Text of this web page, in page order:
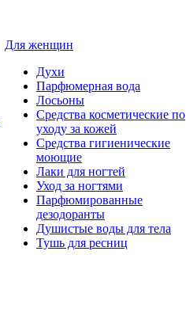
Для женщин
Духи
Парфюмерная вода
Лосьоны
Средства косметические по
уходу за кожей
Средства гигиенические
моющие
Лаки для ногтей
Уход за ногтями
Парфюмированные
дезодоранты
Душистые воды для тела
Тушь для ресниц